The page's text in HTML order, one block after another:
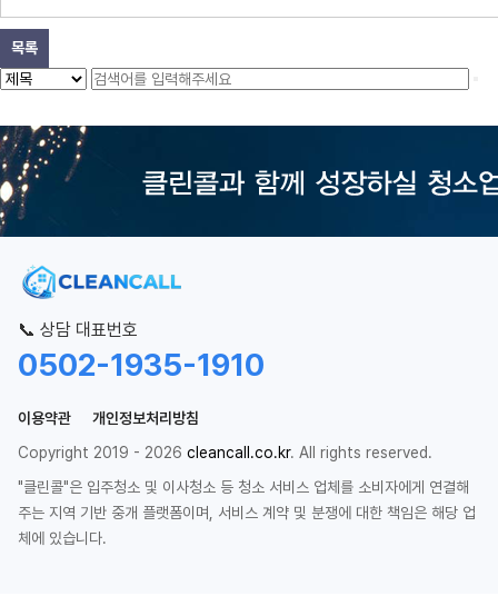
목록
📞 상담 대표번호
0502-1935-1910
이용약관
개인정보처리방침
Copyright 2019 - 2026 cleancall.co.kr. All rights reserved.
"클린콜"은 입주청소 및 이사청소 등 청소 서비스 업체를 소비자에게 연결해
주는 지역 기반 중개 플랫폼이며, 서비스 계약 및 분쟁에 대한 책임은 해당 업
체에 있습니다.